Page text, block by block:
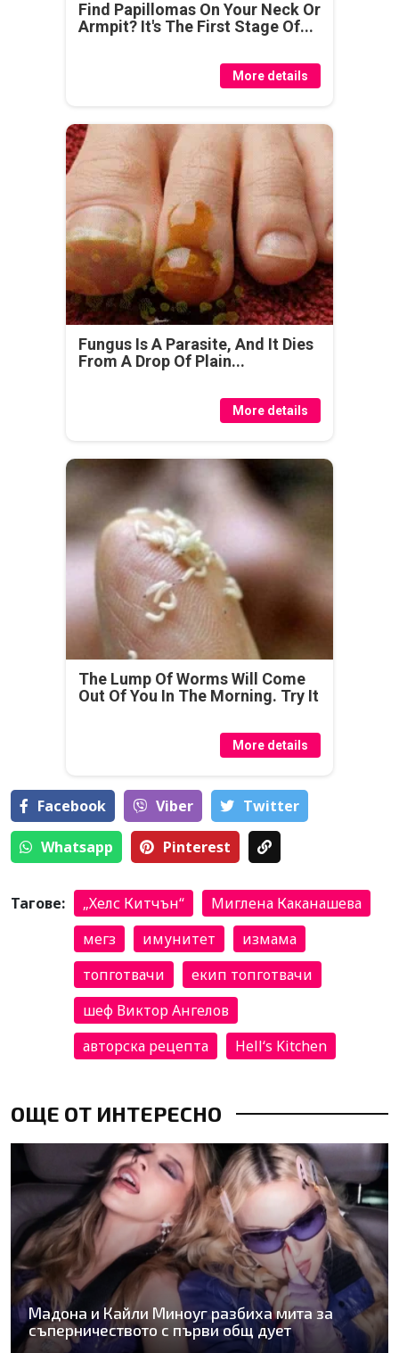
Find Papillomas On Your Neck Or
Armpit? It's The First Stage Of...
More details
Fungus Is A Parasite, And It Dies
From A Drop Of Plain...
More details
The Lump Of Worms Will Come
Out Of You In The Morning. Try It
More details
Facebook Viber Тwitter
Whatsapp Pinterest
Тагове: „Хелс Китчън“
Миглена Каканашева
мегз
имунитет
измама
топготвачи
екип топготвачи
шеф Виктор Ангелов
авторска рецепта
Hell‘s Kitchen
ОЩЕ ОТ ИНТЕРЕСНО
Мадона и Кайли Миноуг разбиха мита за
съперничеството с първи общ дует